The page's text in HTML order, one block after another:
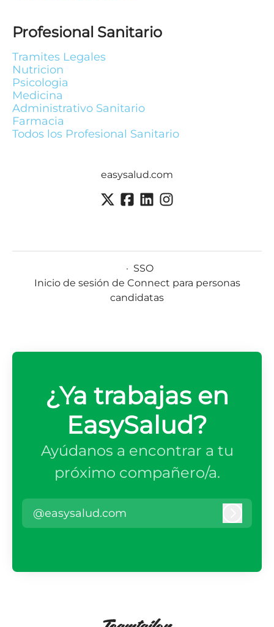
Profesional Sanitario
Tramites Legales
Nutricion
Psicologia
Medicina
Administrativo Sanitario
Farmacia
Todos los Profesional Sanitario
easysalud.com
· SSO
Inicio de sesión de Connect para personas
candidatas
¿Ya trabajas en
EasySalud?
Ayúdanos a encontrar a tu
próximo compañero/a.
@easysalud.com